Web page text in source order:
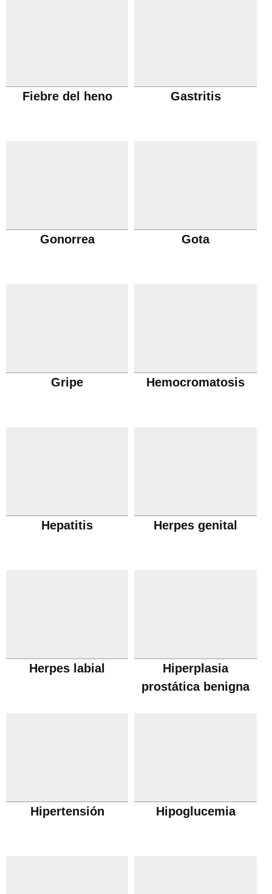
Fiebre del heno Gastritis
Gonorrea Gota
Gripe Hemocromatosis
Hepatitis Herpes genital
Herpes labial
Hiperplasia
prostática benigna
Hipertensión Hipoglucemia